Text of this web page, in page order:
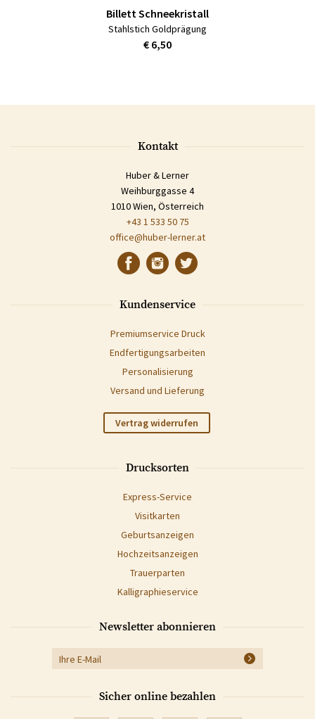
Billett Schneekristall
Stahlstich Goldprägung
€ 6,50
Kontakt
Huber & Lerner
Weihburggasse 4
1010 Wien, Österreich
+43 1 533 50 75
office@huber-lerner.at
Kundenservice
Premiumservice Druck
Endfertigungsarbeiten
Personalisierung
Versand und Lieferung
Vertrag widerrufen
Drucksorten
Express-Service
Visitkarten
Geburtsanzeigen
Hochzeitsanzeigen
Trauerparten
Kalligraphieservice
Newsletter abonnieren
Sicher online bezahlen